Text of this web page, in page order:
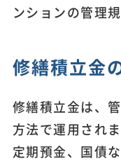
ンションの管理
修繕積立金
修繕積立金は、
方法で運用され
定期預金、国債